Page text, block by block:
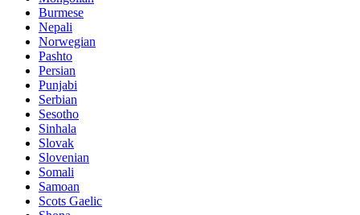
Burmese
Nepali
Norwegian
Pashto
Persian
Punjabi
Serbian
Sesotho
Sinhala
Slovak
Slovenian
Somali
Samoan
Scots Gaelic